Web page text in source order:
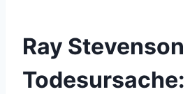
Ray Stevenson
Todesursache: